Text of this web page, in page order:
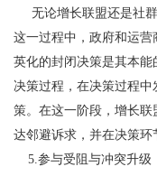
无论增长联盟还是社群
这一过程中，政府和运
英化的封闭决策是其本
决策过程，在决策过程
策。在这一阶段，增长
达邻避诉求，并在决策环
5.参与受阻与冲突升级